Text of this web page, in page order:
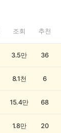
조회 추천
3.5만 36
8.1천 6
15.4만 68
1.8만 20